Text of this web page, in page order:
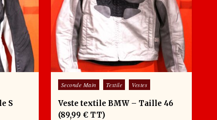
S
Posted in
Seconde Main Textile Vestes
Veste textile BMW – Taille 46
(89,99 € TT)